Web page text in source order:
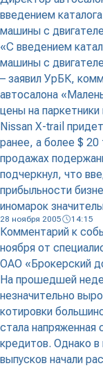
введением
машины с
«С введением
машины с
– заявил УрБК,
автосалона
цены на
Nissan X-trail
ранее, а более $
продажах
подчеркнул, что
прибыльности
иномарок
28 ноября 2005 14:15
Комментарий к
ноября от
ОАО «Брокерский
На прошедшей
незначительно
котировки
стала напряженная
кредитов. Однако
выпусков начали